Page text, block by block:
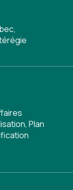
, Plan